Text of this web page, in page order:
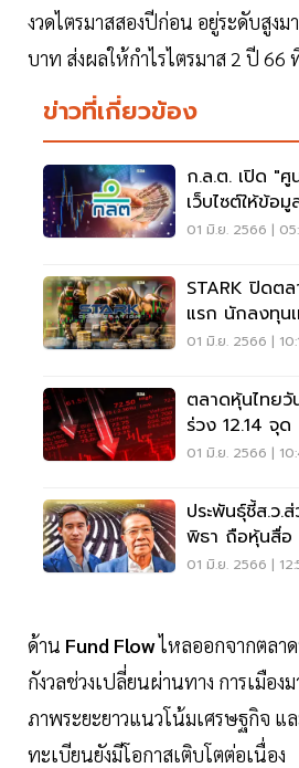
งวดไตรมาสสองปีก่อน อยู่ระดับสูง
บาท ส่งผลให้กำไรไตรมาส 2 ปี 66
ข่าวที่เกี่ยวข้อง
ก.ล.ต. เปิด "
เว็บไซต์ให้ข้อ
01 มิ.ย. 2566 |
STARK ปิดต
แรก นักลงทุน
01 มิ.ย. 2566 |
ตลาดหุ้นไทย
ร่วง 12.14 จุด
01 มิ.ย. 2566 |
ประพันธุ์ชี้ส.ว.
พิธา ถือหุ้นสื่อ
ธน.ใน 30 วัน
01 มิ.ย. 2566 |
ด้าน Fund Flowไหลออกจากตลา
กังวลช่วงเปลี่ยนผ่านทาง การเมือง
ภาพระยะยาวแนวโน้มเศรษฐกิจ แ
ทะเบียนยังมีโอกาสเติบโตต่อเนื่อง